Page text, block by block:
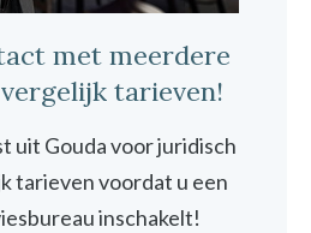
met meerdere
tarieven!
uit Gouda voor juridisch
tarieven voordat u een
inschakelt!